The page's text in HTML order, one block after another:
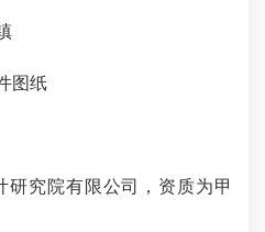
图纸
究院有限公司，资质为甲